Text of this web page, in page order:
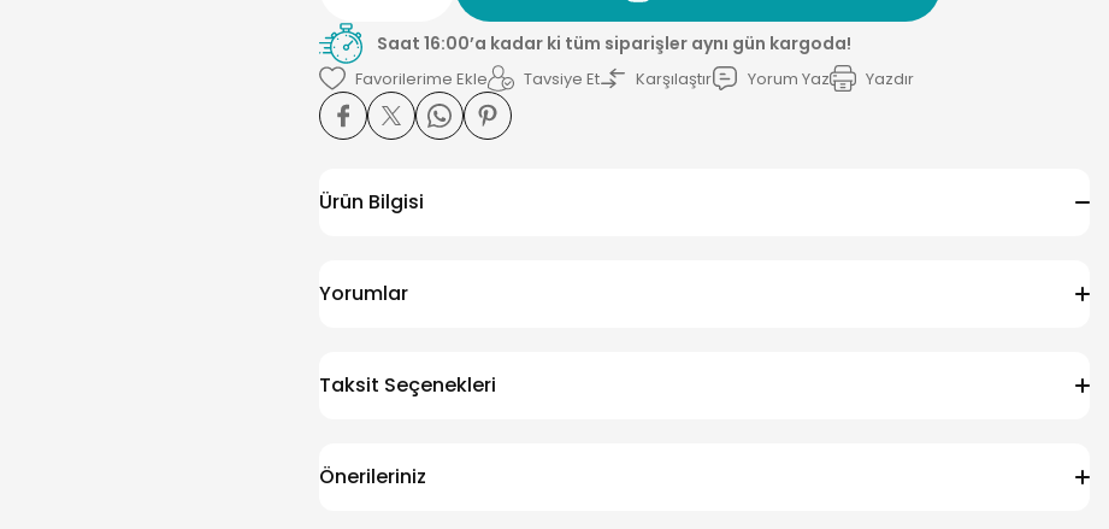
Saat 16:00’a kadar ki tüm siparişler aynı gün kargoda!
Tavsiye Et Karşılaştır Yorum Yaz Yazdır
Ürün Bilgisi
Yorumlar
Taksit Seçenekleri
Önerileriniz